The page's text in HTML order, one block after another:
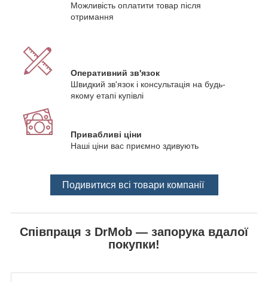
Можливість оплатити товар після
отримання
Оперативний зв'язок
Швидкий зв'язок і консультація на будь-
якому етапі купівлі
Привабливі ціни
Наші ціни вас приємно здивують
Подивитися всі товари компанії
Співпраця з DrMob — запорука вдалої
покупки!